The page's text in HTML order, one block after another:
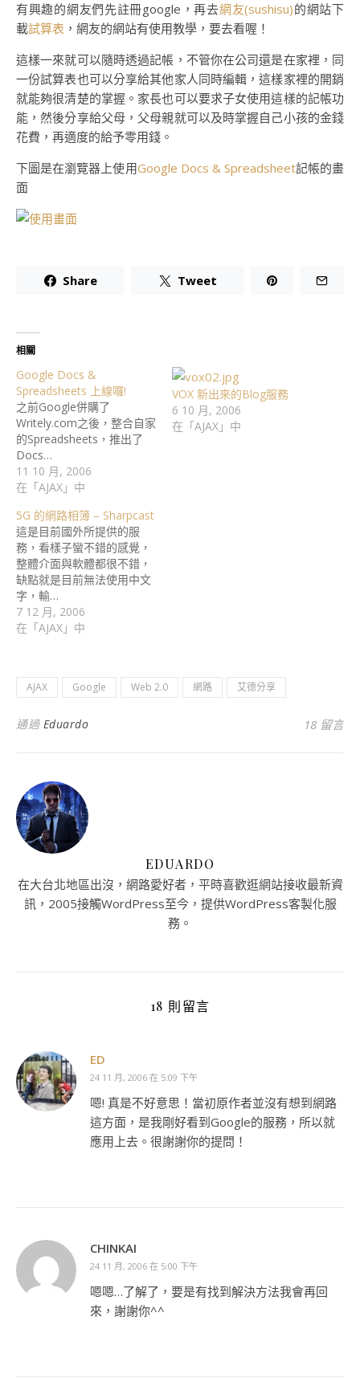
有興趣的網友們先註冊google，再去網友(sushisu)的網站下
載試算表 ，網友的網站有使用教學，要去看喔！
這樣一來就可以隨時透過記帳，不管你在公司還是在家裡，同
一份試算表也可以分享給其他家人同時編輯，這樣家裡的開銷
就能夠很清楚的掌握。家長也可以要求子女使用這樣的記帳功
能，然後分享給父母，父母親就可以及時掌握自己小孩的金錢
花費，再適度的給予零用錢。
下圖是在瀏覽器上使用Google Docs & Spreadsheet記帳的畫
面
Share Tweet
相關
Google Docs &
Spreadsheets 上線囉!
之前Google併購了
Writely.com之後，整合自家
的Spreadsheets，推出了
Docs…
11 10 月, 2006
在「AJAX」中
VOX 新出來的Blog服務
6 10 月, 2006
在「AJAX」中
5G 的網路相簿 – Sharpcast
這是目前國外所提供的服
務，看樣子蠻不錯的感覺，
整體介面與軟體都很不錯，
缺點就是目前無法使用中文
字，輸…
7 12 月, 2006
在「AJAX」中
AJAX Google Web 2.0 網路 艾德分享
通過 Eduardo 18 留言
EDUARDO
在大台北地區出沒，網路愛好者，平時喜歡逛網站接收最新資
訊，2005接觸WordPress至今，提供WordPress客製化服
務。
18 則留言
ED
24 11 月, 2006 在 5:09 下午
嗯! 真是不好意思！當初原作者並沒有想到網路
這方面，是我剛好看到Google的服務，所以就
應用上去。很謝謝你的提問！
CHINKAI
24 11 月, 2006 在 5:00 下午
嗯嗯…了解了，要是有找到解決方法我會再回
來，謝謝你^^